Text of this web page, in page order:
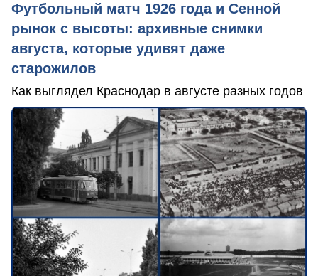
Футбольный матч 1926 года и Сенной
рынок с высоты: архивные снимки
августа, которые удивят даже
старожилов
Как выглядел Краснодар в августе разных годов